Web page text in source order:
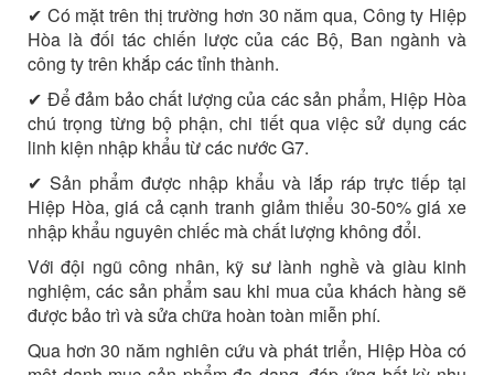
✔ Có mặt trên thị trường hơn 30 năm qua, Công ty Hiệp
Hòa là đối tác chiến lược của các Bộ, Ban ngành và
công ty trên khắp các tỉnh thành.
✔ Để đảm bảo chất lượng của các sản phẩm, Hiệp Hòa
chú trọng từng bộ phận, chi tiết qua việc sử dụng các
linh kiện nhập khẩu từ các nước G7.
✔ Sản phẩm được nhập khẩu và lắp ráp trực tiếp tại
Hiệp Hòa, giá cả cạnh tranh giảm thiểu 30-50% giá xe
nhập khẩu nguyên chiếc mà chất lượng không đổi.
Với đội ngũ công nhân, kỹ sư lành nghề và giàu kinh
nghiệm, các sản phẩm sau khi mua của khách hàng sẽ
được bảo trì và sửa chữa hoàn toàn miễn phí.
Qua hơn 30 năm nghiên cứu và phát triển, Hiệp Hòa có